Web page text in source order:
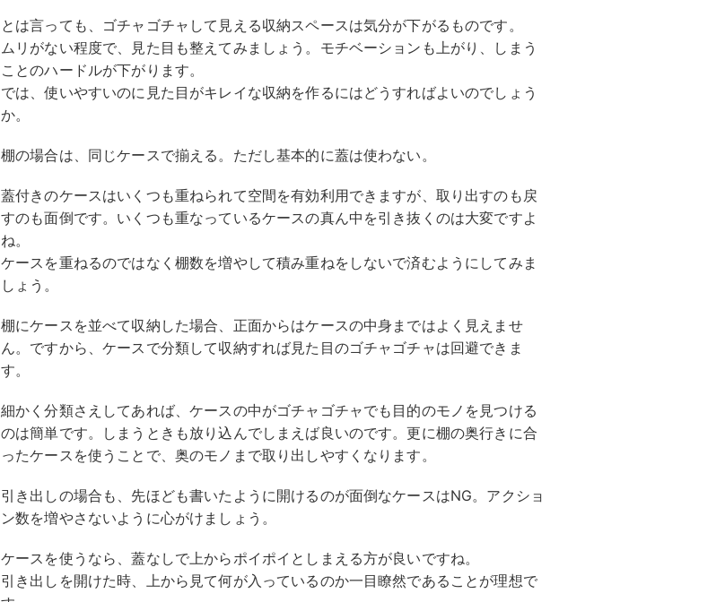
とは言っても、ゴチャゴチャして見える収納スペースは気分が下がるものです。
ムリがない程度で、見た目も整えてみましょう。モチベーションも上がり、しまう
ことのハードルが下がります。
では、使いやすいのに見た目がキレイな収納を作るにはどうすればよいのでしょう
か。
棚の場合は、同じケースで揃える。ただし基本的に蓋は使わない。
蓋付きのケースはいくつも重ねられて空間を有効利用できますが、取り出すのも戻
すのも面倒です。いくつも重なっているケースの真ん中を引き抜くのは大変ですよ
ね。
ケースを重ねるのではなく棚数を増やして積み重ねをしないで済むようにしてみま
しょう。
棚にケースを並べて収納した場合、正面からはケースの中身まではよく見えませ
ん。ですから、ケースで分類して収納すれば見た目のゴチャゴチャは回避できま
す。
細かく分類さえしてあれば、ケースの中がゴチャゴチャでも目的のモノを見つける
のは簡単です。しまうときも放り込んでしまえば良いのです。更に棚の奥行きに合
ったケースを使うことで、奥のモノまで取り出しやすくなります。
引き出しの場合も、先ほども書いたように開けるのが面倒なケースはNG。アクショ
ン数を増やさないように心がけましょう。
ケースを使うなら、蓋なしで上からポイポイとしまえる方が良いですね。
引き出しを開けた時、上から見て何が入っているのか一目瞭然であることが理想で